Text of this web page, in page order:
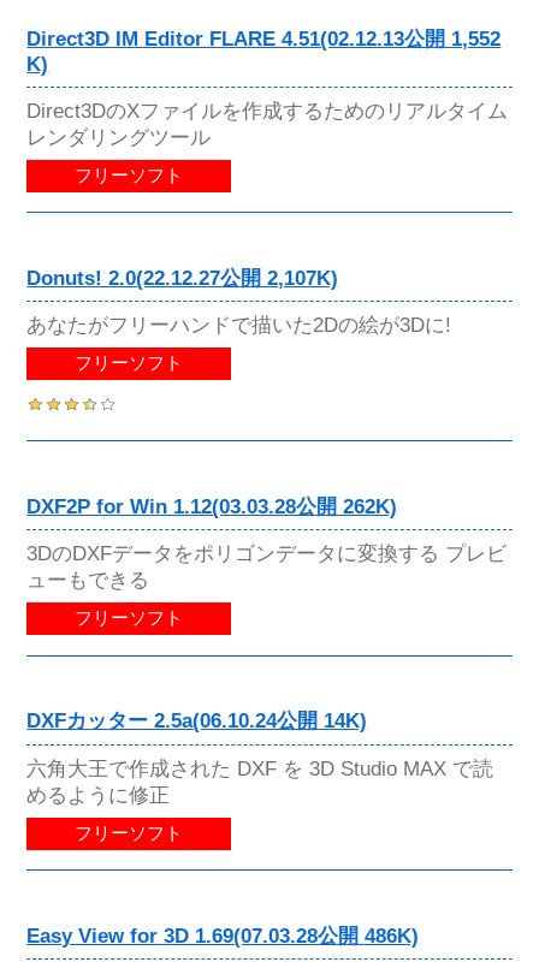
Direct3D IM Editor FLARE 4.51(02.12.13公開 1,552
K)
Direct3DのXファイルを作成するためのリアルタイム
レンダリングツール
フリーソフト
Donuts! 2.0(22.12.27公開 2,107K)
あなたがフリーハンドで描いた2Dの絵が3Dに!
フリーソフト
DXF2P for Win 1.12(03.03.28公開 262K)
3DのDXFデータをポリゴンデータに変換する プレビ
ューもできる
フリーソフト
DXFカッター 2.5a(06.10.24公開 14K)
六角大王で作成された DXF を 3D Studio MAX で読
めるように修正
フリーソフト
Easy View for 3D 1.69(07.03.28公開 486K)